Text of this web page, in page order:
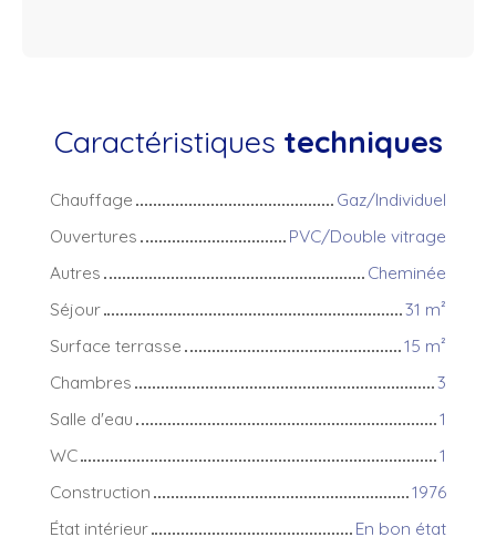
Caractéristiques techniques
Chauffage
Gaz/Individuel
Ouvertures
PVC/Double vitrage
Autres
Cheminée
Séjour
31 m²
Surface terrasse
15 m²
Chambres
3
Salle d'eau
1
WC
1
Construction
1976
État intérieur
En bon état